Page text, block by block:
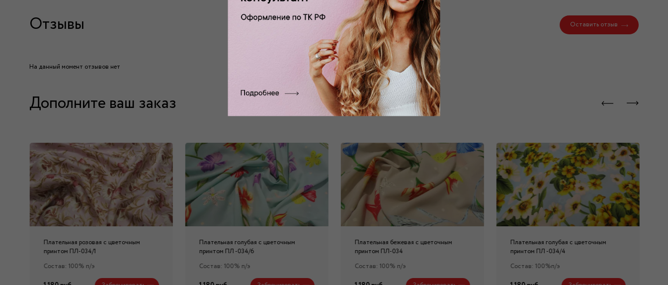
Отзывы Оставить отзыв
На данный момент отзывов нет
Дополните ваш заказ
Плательная розовая с цветочным
принтом ПЛ-034/1
Состав: 100% п/э
Плательная голубая с цветочным
принтом ПЛ -034/6
Состав: 100% п/э
Плательная бежевая с цветочным
принтом ПЛ-034
Состав: 100% п/э
Плательная голубая с цветочным
принтом ПЛ -034/4
Состав: 100%п/э